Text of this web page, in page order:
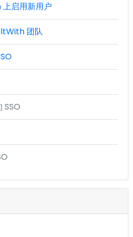
启用新用户
团队